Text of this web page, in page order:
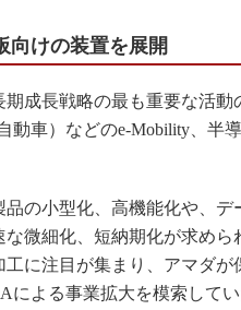
S＆OP
インダストリー4.0
イノベーション
植物工場
知財マネジメント
海外生産
向けの装置を展開
成長戦略の最も重要な活動
動車）などのe-Mobility、半
の小型化、高機能化や、デ
微細化、短納期化が求めら
に注目が集まり、アマダが
よる事業拡大を模索してい